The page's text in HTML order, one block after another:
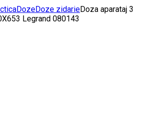
DozeDoze zidarieDoza aparataj 3
Legrand 080143